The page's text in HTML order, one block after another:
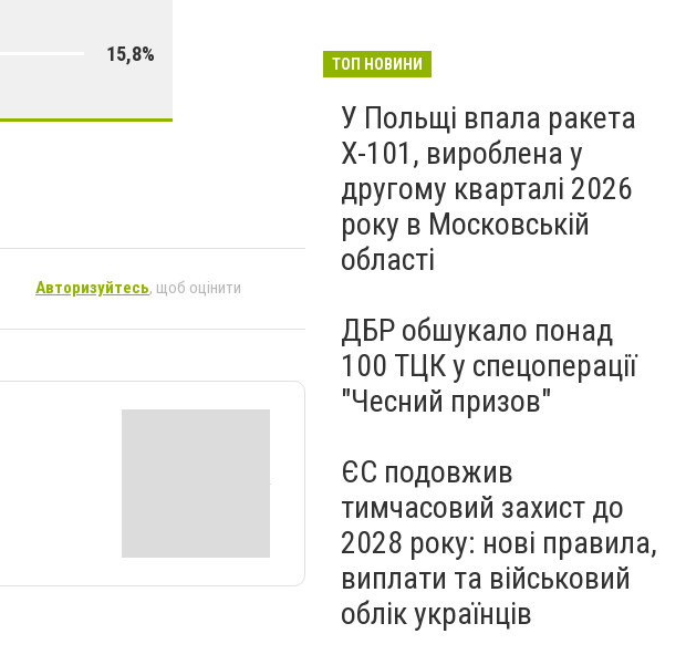
15,8%
Авторизуйтесь, щоб оцінити
ТОП НОВИНИ
У Польщі впала ракета
Х-101, вироблена у
другому кварталі 2026
року в Московській
області
ДБР обшукало понад
100 ТЦК у спецоперації
"Чесний призов"
ЄС подовжив
тимчасовий захист до
2028 року: нові правила,
виплати та військовий
облік українців